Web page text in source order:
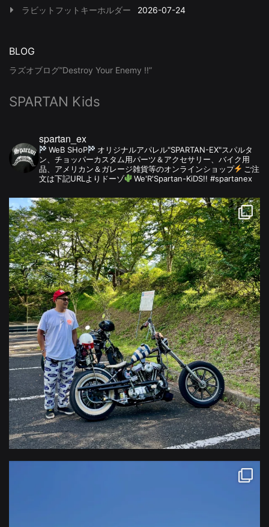
ラビットフットキーホルダー
2026-07-24
BLOG
ラズオブログ”Destroy Your Enemy !!”
SPARTAN Kids
spartan_ex
WeB SHoP
オリジナルアパレル"SPARTAN-EX"スパルタ
ン、チョッパーカスタム用パーツ＆アクセサリー、バイク用
品、アメリカン＆ガレージ雑貨等のオンラインショップ
ご注
文は下記URLよりドーゾ
We'R'Spartan-KiDS!! #spartanex